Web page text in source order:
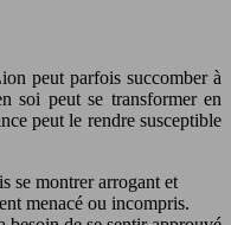
peut parfois succomber à
soi peut se transformer en
peut le rendre susceptible
se montrer arrogant et
menacé ou incompris.